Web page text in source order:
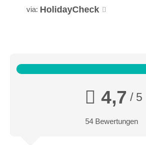
via: HolidayCheck
4,7 / 5
54 Bewertungen